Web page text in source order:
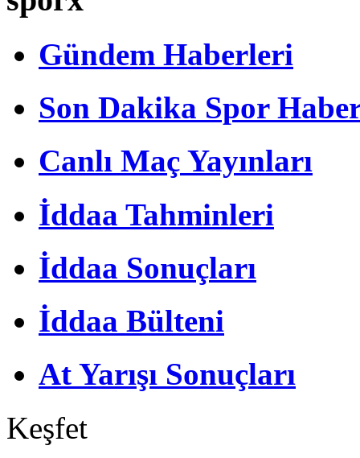
Gündem Haberleri
Son Dakika Spor
Canlı Maç Yayınları
İddaa Tahminleri
İddaa Sonuçları
İddaa Bülteni
At Yarışı Sonuçları
Keşfet